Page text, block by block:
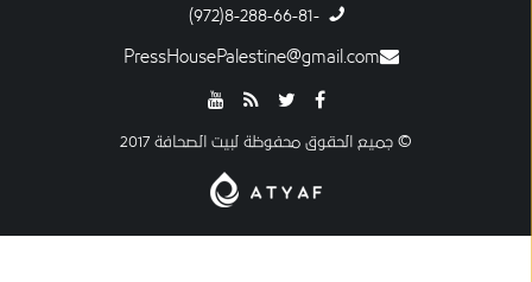
-8-288-66-81(972)
PressHousePalestine@gmail.com
© جميع الحقوق محفوظة لبيت الصحافة 2017